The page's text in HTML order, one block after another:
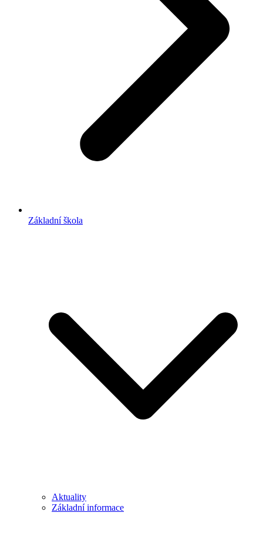
Základní škola
Aktuality
Základní informace